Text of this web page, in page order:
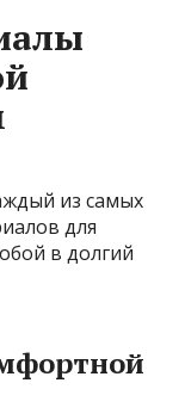
из самых
для
в долгий